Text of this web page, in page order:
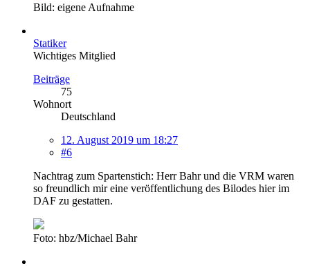
Bild: eigene Aufnahme
Statiker
Wichtiges Mitglied
Beiträge
75
Wohnort
Deutschland
12. August 2019 um 18:27
#6
Nachtrag zum Spartenstich: Herr Bahr und die VRM waren
so freundlich mir eine veröffentlichung des Bilodes hier im
DAF zu gestatten.
Foto: hbz/Michael Bahr